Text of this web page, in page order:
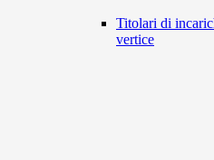
Titolari di
vertice